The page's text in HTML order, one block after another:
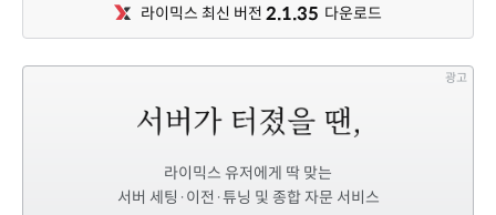
라이믹스 최신 버전 2.1.35 다운로드
광고
라이믹스 유저에게 딱 맞는
서버 세팅·이전·튜닝 및 종합 자문 서비스